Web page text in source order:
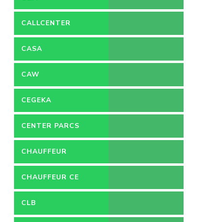
CALLCENTER
VACATURES
CASA
CAW
CEGEKA
CENTER PARCS
CHAUFFEUR
CHAUFFEUR CE
CLB